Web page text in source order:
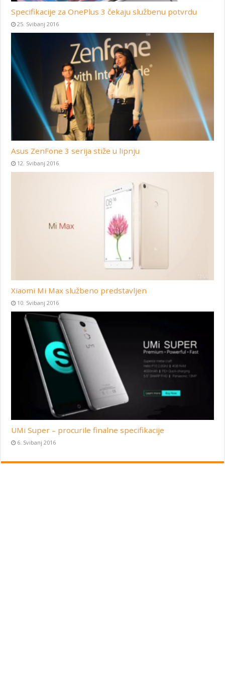
Specifikacije za OnePlus 3 čekaju službenu potvrdu
25. Svibanj 2016
Asus ZenFone 3 serija stiže u lipnju
12. Svibanj 2016
Xiaomi Mi Max službeno predstavljen
10. Svibanj 2016
UMi Super – procurile finalne specifikacije
6. Svibanj 2016